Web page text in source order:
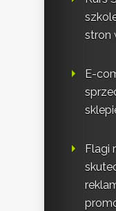
stron
E-
Flagi